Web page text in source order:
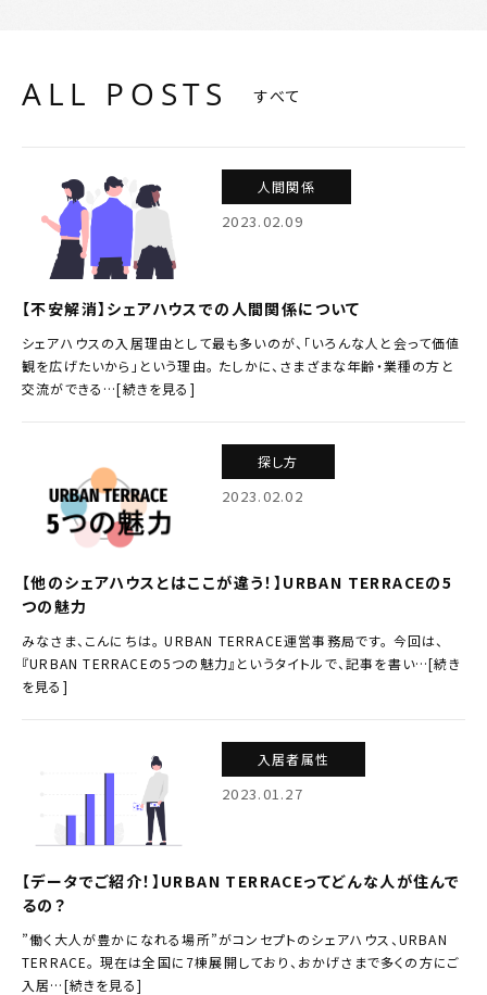
ALL POSTS すべて
人間関係
2023.02.09
【不安解消】シェアハウスでの人間関係について
シェアハウスの入居理由として最も多いのが、「いろんな人と会って価値
観を広げたいから」という理由。 たしかに、さまざまな年齢・業種の方と
交流ができる…[続きを見る]
探し方
2023.02.02
【他のシェアハウスとはここが違う！】URBAN TERRACEの5
つの魅力
みなさま、こんにちは。 URBAN TERRACE運営事務局です。 今回は、
『URBAN TERRACEの5つの魅力』というタイトルで、記事を書い…[続き
を見る]
入居者属性
2023.01.27
【データでご紹介！】URBAN TERRACEってどんな人が住んで
るの？
”働く大人が豊かになれる場所”がコンセプトのシェアハウス、URBAN
TERRACE。 現在は全国に7棟展開しており、おかげさまで多くの方にご
入居…[続きを見る]